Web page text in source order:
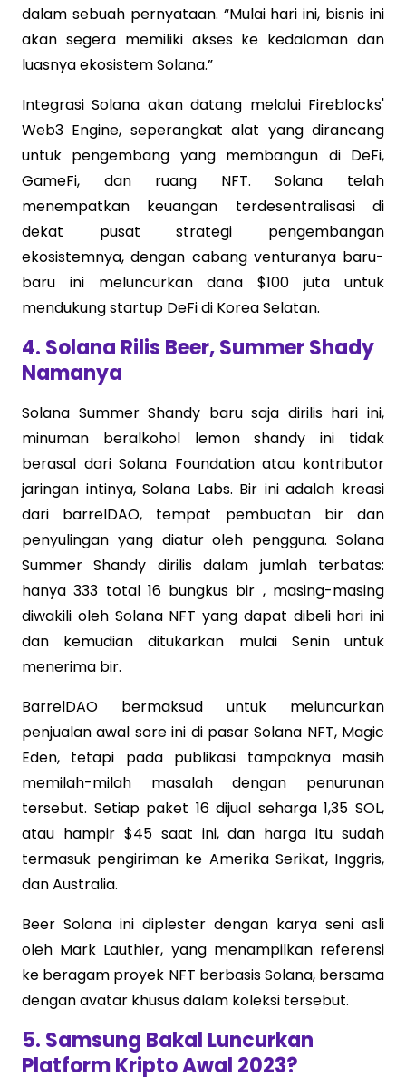
dalam sebuah pernyataan. “Mulai hari ini, bisnis ini
akan segera memiliki akses ke kedalaman dan
luasnya ekosistem Solana.”
Integrasi Solana akan datang melalui Fireblocks'
Web3 Engine, seperangkat alat yang dirancang
untuk pengembang yang membangun di DeFi,
GameFi, dan ruang NFT. Solana telah
menempatkan keuangan terdesentralisasi di
dekat pusat strategi pengembangan
ekosistemnya, dengan cabang venturanya baru-
baru ini meluncurkan dana $100 juta untuk
mendukung startup DeFi di Korea Selatan.
4. Solana Rilis Beer, Summer Shady
Namanya
Solana Summer Shandy baru saja dirilis hari ini,
minuman beralkohol lemon shandy ini tidak
berasal dari Solana Foundation atau kontributor
jaringan intinya, Solana Labs. Bir ini adalah kreasi
dari barrelDAO, tempat pembuatan bir dan
penyulingan yang diatur oleh pengguna. Solana
Summer Shandy dirilis dalam jumlah terbatas:
hanya 333 total 16 bungkus bir , masing-masing
diwakili oleh Solana NFT yang dapat dibeli hari ini
dan kemudian ditukarkan mulai Senin untuk
menerima bir.
BarrelDAO bermaksud untuk meluncurkan
penjualan awal sore ini di pasar Solana NFT, Magic
Eden, tetapi pada publikasi tampaknya masih
memilah-milah masalah dengan penurunan
tersebut. Setiap paket 16 dijual seharga 1,35 SOL,
atau hampir $45 saat ini, dan harga itu sudah
termasuk pengiriman ke Amerika Serikat, Inggris,
dan Australia.
Beer Solana ini diplester dengan karya seni asli
oleh Mark Lauthier, yang menampilkan referensi
ke beragam proyek NFT berbasis Solana, bersama
dengan avatar khusus dalam koleksi tersebut.
5. Samsung Bakal Luncurkan
Platform Kripto Awal 2023?